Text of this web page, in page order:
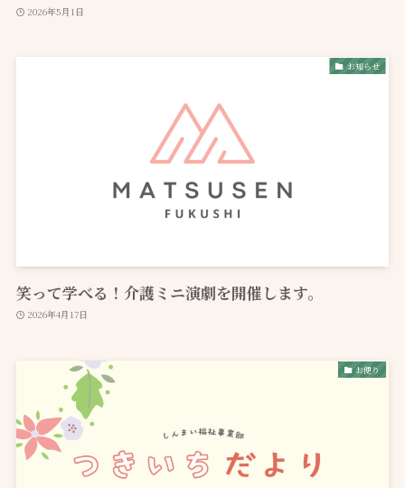
2026年5月1日
お知らせ
笑って学べる！介護ミニ演劇を開催します。
2026年4月17日
お便り